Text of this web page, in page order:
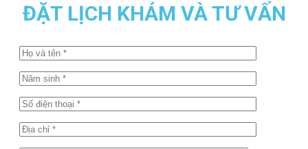
ĐẶT LỊCH KHÁM VÀ TƯ VẤN